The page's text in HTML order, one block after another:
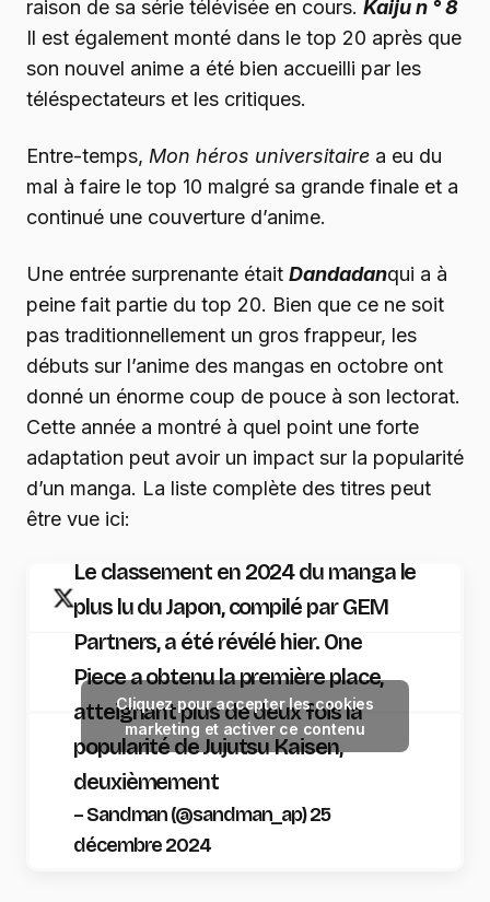
raison de sa série télévisée en cours. Kaiju n ° 8
Il est également monté dans le top 20 après que
son nouvel anime a été bien accueilli par les
téléspectateurs et les critiques.
Entre-temps, Mon héros universitaire a eu du
mal à faire le top 10 malgré sa grande finale et a
continué une couverture d’anime.
Une entrée surprenante était Dandadanqui a à
peine fait partie du top 20. Bien que ce ne soit
pas traditionnellement un gros frappeur, les
débuts sur l’anime des mangas en octobre ont
donné un énorme coup de pouce à son lectorat.
Cette année a montré à quel point une forte
adaptation peut avoir un impact sur la popularité
d’un manga. La liste complète des titres peut
être vue ici:
Le classement en 2024 du manga le
plus lu du Japon, compilé par GEM
Partners, a été révélé hier. One
Piece a obtenu la première place,
atteignant plus de deux fois la
popularité de Jujutsu Kaisen,
deuxièmement
– Sandman (@sandman_ap) 25
décembre 2024
Cliquez pour accepter les cookies
marketing et activer ce contenu